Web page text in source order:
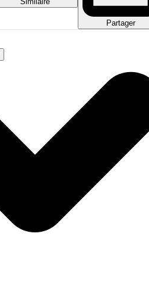
Partager